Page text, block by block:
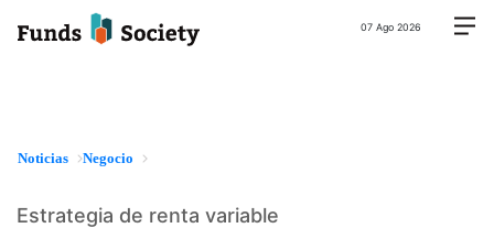
07 Ago 2026
Noticias Negocio
Estrategia de renta variable